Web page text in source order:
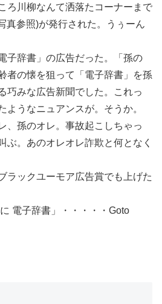
ろ川柳なんて洒落たコーナーまで
真参照)が発行された。うぅーん
子辞書」の広告だった。「孫の
者の懐を狙って「電子辞書」を孫
巧みな広告新聞でした。これっ
ようなニュアンスが。そうか。
、孫のオレ。事故起こしちゃっ
ぶ。あのオレオレ詐欺と何となく
ラックユーモア広告賞でも上げた
電子辞書」・・・・・Goto